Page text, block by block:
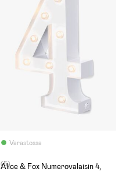
Varastossa
(5)
Alice & Fox Numerovalaisin 4,